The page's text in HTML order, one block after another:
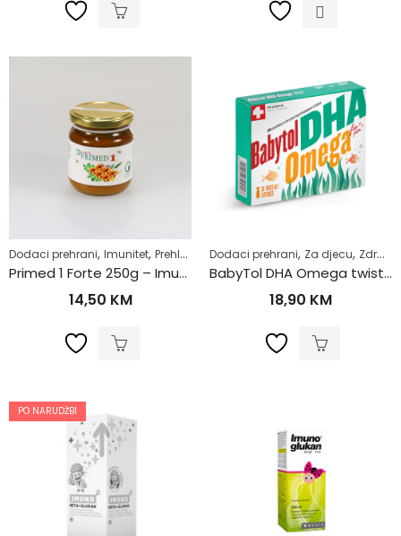
Dodaci prehrani, Imunitet, Prehlada i gripa ,Razno,Samoliječenje,Za
Primed 1 Forte 250g – Imunitet
14,50 KM
Dodaci prehrani, Za djecu, Zdrav život
BabyTol DHA Omega twist Off caps a30
18,90 KM
PO NARUDŽBI